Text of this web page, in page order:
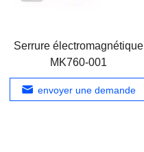
Serrure électromagnétique
MK760-001
envoyer une demande